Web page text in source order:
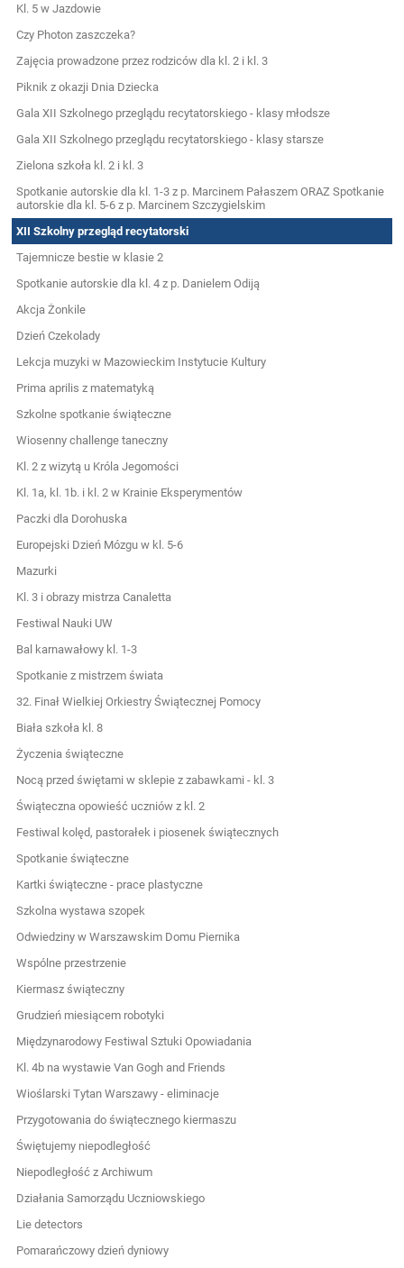
Kl. 5 w Jazdowie
Czy Photon zaszczeka?
Zajęcia prowadzone przez rodziców dla kl. 2 i kl. 3
Piknik z okazji Dnia Dziecka
Gala XII Szkolnego przeglądu recytatorskiego - klasy młodsze
Gala XII Szkolnego przeglądu recytatorskiego - klasy starsze
Zielona szkoła kl. 2 i kl. 3
Spotkanie autorskie dla kl. 1-3 z p. Marcinem Pałaszem ORAZ Spotkanie
autorskie dla kl. 5-6 z p. Marcinem Szczygielskim
XII Szkolny przegląd recytatorski
Tajemnicze bestie w klasie 2
Spotkanie autorskie dla kl. 4 z p. Danielem Odiją
Akcja Żonkile
Dzień Czekolady
Lekcja muzyki w Mazowieckim Instytucie Kultury
Prima aprilis z matematyką
Szkolne spotkanie świąteczne
Wiosenny challenge taneczny
Kl. 2 z wizytą u Króla Jegomości
Kl. 1a, kl. 1b. i kl. 2 w Krainie Eksperymentów
Paczki dla Dorohuska
Europejski Dzień Mózgu w kl. 5-6
Mazurki
Kl. 3 i obrazy mistrza Canaletta
Festiwal Nauki UW
Bal karnawałowy kl. 1-3
Spotkanie z mistrzem świata
32. Finał Wielkiej Orkiestry Świątecznej Pomocy
Biała szkoła kl. 8
Życzenia świąteczne
Nocą przed świętami w sklepie z zabawkami - kl. 3
Świąteczna opowieść uczniów z kl. 2
Festiwal kolęd, pastorałek i piosenek świątecznych
Spotkanie świąteczne
Kartki świąteczne - prace plastyczne
Szkolna wystawa szopek
Odwiedziny w Warszawskim Domu Piernika
Wspólne przestrzenie
Kiermasz świąteczny
Grudzień miesiącem robotyki
Międzynarodowy Festiwal Sztuki Opowiadania
Kl. 4b na wystawie Van Gogh and Friends
Wioślarski Tytan Warszawy - eliminacje
Przygotowania do świątecznego kiermaszu
Świętujemy niepodległość
Niepodległość z Archiwum
Działania Samorządu Uczniowskiego
Lie detectors
Pomarańczowy dzień dyniowy